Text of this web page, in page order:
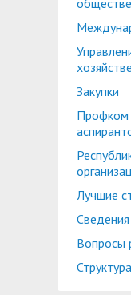
Закупки
Профком
Лучшие
Вопросы
Структура